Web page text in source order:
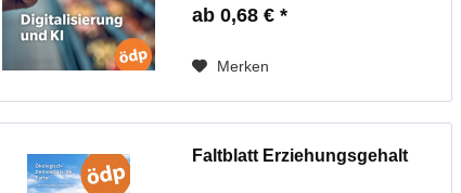
Intelligenz. Es werden Dinge
ab 0,68 € *
Merken
Faltblatt Erziehungsgehalt